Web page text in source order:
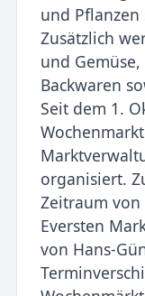
und Pflanzen
Zusätzlich
und
Backwaren
Seit dem 1.
organisiert.
Zeitraum von
Eversten
von Hans-